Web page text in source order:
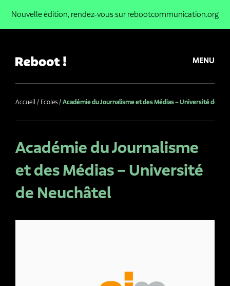
Nouvelle édition,rendez-vous sur rebootcommunication.org
MENU
Accueil Ecoles Académie du Journalisme et des Médias – Université de
Académie du Journalisme
et des Médias – Université
de Neuchâtel